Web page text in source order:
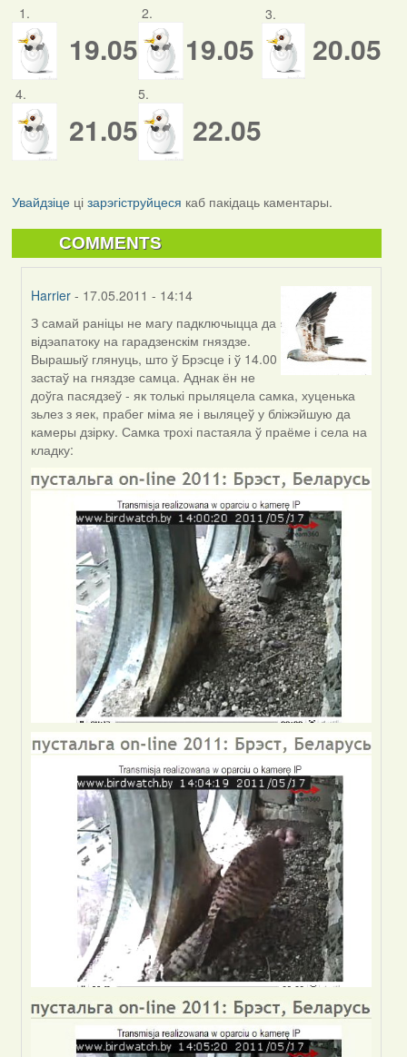
1.
19.05
2.
19.05
3.
20.05
4.
21.05
5.
22.05
Увайдзіцеці зарэгіструйцеся каб пакідаць каментары.
COMMENTS
Harrier - 17.05.2011 - 14:14
In
reply
to
by
I
Feather
(госць)
З самай раніцы не магу падключыцца да
відэапатоку на гарадзенскім гняздзе.
Вырашыў глянуць, што ў Брэсце і ў 14.00
застаў на гняздзе самца. Аднак ён не
доўга пасядзеў - як толькі прыляцела самка, хуценька
зьлез з яек, прабег міма яе і выляцеў у бліжэйшую да
камеры дзірку. Самка трохі пастаяла ў праёме і села на
кладку: